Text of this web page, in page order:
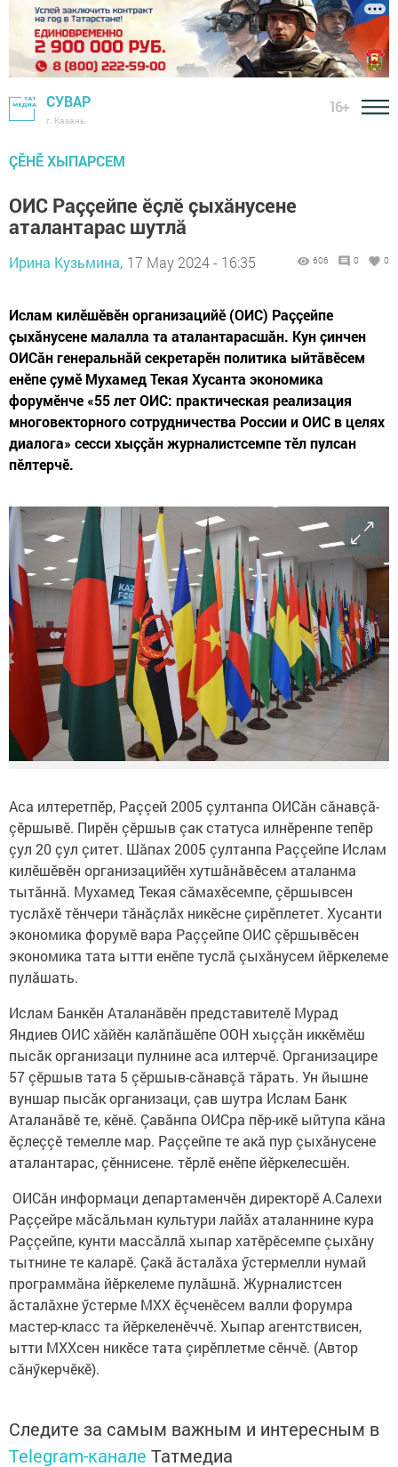
СУВАР
г. Казань
16+
ÇӖНӖ ХЫПАРСЕМ
ОИС Раççейпе ӗçлӗ çыхăнусене
аталантарас шутлă
Ирина Кузьмина, 17 May 2024 - 16:35 606 0 0
Ислам килӗшӗвӗн организацийӗ (ОИС) Раççейпе
çыхăнусене малалла та аталантарасшăн. Кун çинчен
ОИСăн генеральнăй секретарӗн политика ыйтăвӗсем
енӗпе çумӗ Мухамед Текая Хусанта экономика
форумӗнче «55 лет ОИС: практическая реализация
многовекторного сотрудничества России и ОИС в целях
диалога» сесси хыççăн журналистсемпе тӗл пулсан
пӗлтерчӗ.
Аса илтеретпӗр, Раççей 2005 çултанпа ОИСăн сăнавçă-
çӗршывӗ. Пирӗн çӗршыв çак статуса илнӗренпе тепӗр
çул 20 çул çитет. Шăпах 2005 çултанпа Раççейпе Ислам
килӗшӗвӗн организацийӗн хутшăнăвӗсем аталанма
тытăннă. Мухамед Текая сăмахӗсемпе, çӗршывсен
туслăхӗ тӗнчери тăнăçлăх никӗсне çирӗплетет. Хусанти
экономика форумӗ вара Раççейпе ОИС çӗршывӗсен
экономика тата ытти енӗпе туслă çыхăнусем йӗркелеме
пулăшать.
Ислам Банкӗн Аталанăвӗн представителӗ Мурад
Яндиев ОИС хăйӗн калăпăшӗпе ООН хыççăн иккӗмӗш
пысăк организаци пулнине аса илтерчӗ. Организацире
57 çӗршыв тата 5 çӗршыв-сăнавçă тăрать. Ун йышне
вуншар пысăк организаци, çав шутра Ислам Банк
Аталанăвӗ те, кӗнӗ. Çавăнпа ОИСра пӗр-икӗ ыйтупа кăна
ӗçлеççӗ темелле мар. Раççейпе те акă пур çыхăнусене
аталантарас, çӗннисене. тӗрлӗ енӗпе йӗркелесшӗн.
ОИСăн информаци департаменчӗн директорӗ А.Салехи
Раççейре мăсăльман культури лайăх аталаннине кура
Раççейпе, кунти массăллă хыпар хатӗрӗсемпе çыхăну
тытнине те каларӗ. Çакă ăсталăха ӳстермелли нумай
программăна йӗркелеме пулăшнă. Журналистсен
ăсталăхне ӳстерме МХХ ӗçченӗсем валли форумра
мастер-класс та йӗркеленӗччӗ. Хыпар агентствисен,
ытти МХХсен никӗсе тата çирӗплетме сӗнчӗ. (Автор
сăнӳкерчӗкӗ).
Следите за самым важным и интересным в
Telegram-канале Татмедиа